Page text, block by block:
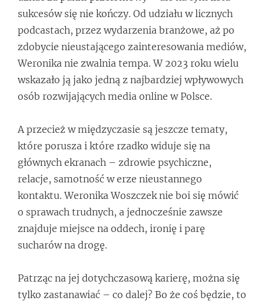
sukcesów się nie kończy. Od udziału w licznych
podcastach, przez wydarzenia branżowe, aż po
zdobycie nieustającego zainteresowania mediów,
Weronika nie zwalnia tempa. W 2023 roku wielu
wskazało ją jako jedną z najbardziej wpływowych
osób rozwijających media online w Polsce.
A przecież w międzyczasie są jeszcze tematy,
które porusza i które rzadko widuje się na
głównych ekranach – zdrowie psychiczne,
relacje, samotność w erze nieustannego
kontaktu. Weronika Woszczek nie boi się mówić
o sprawach trudnych, a jednocześnie zawsze
znajduje miejsce na oddech, ironię i parę
sucharów na drogę.
Patrząc na jej dotychczasową karierę, można się
tylko zastanawiać – co dalej? Bo że coś będzie, to